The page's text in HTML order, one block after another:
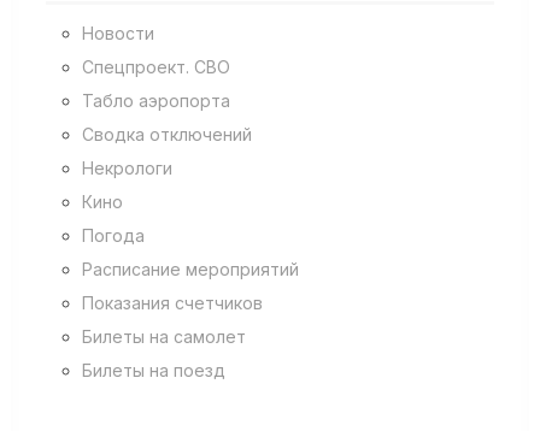
Новости
Спецпроект. СВО
Табло аэропорта
Сводка отключений
Некрологи
Кино
Погода
Расписание мероприятий
Показания счетчиков
Билеты на самолет
Билеты на поезд